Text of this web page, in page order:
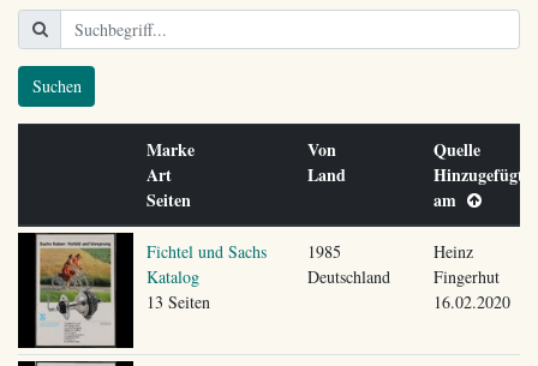
Suchen
Marke
Art
Seiten
Von
Land
Quelle
Hinzugefügt
am
Fichtel und Sachs
Katalog
13 Seiten
1985
Deutschland
Heinz
Fingerhut
16.02.2020